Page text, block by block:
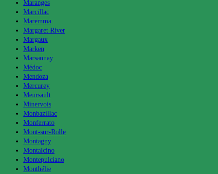
Maranges
Marcillac
Maremma
Margaret River
Margaux
Marken
Marsannay
Médoc
Mendoza
Mercurey
Meursault
Minervois
Monbazillac
Monferrato
Mont-sur-Rolle
Montagny
Montalcino
Montepulciano
Monthélie